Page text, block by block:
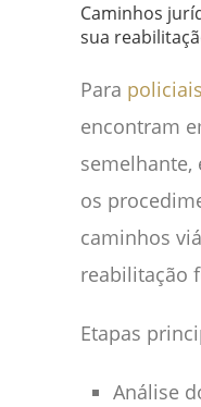
Caminhos
sua
Para
encontram
semelhante,
os
caminhos
reabilitação
Etapas
Análise